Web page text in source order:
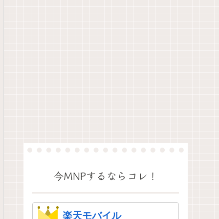
今MNPするならコレ！
楽天モバイル